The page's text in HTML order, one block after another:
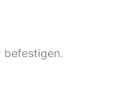
befestigen.